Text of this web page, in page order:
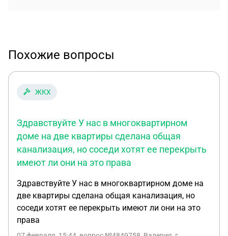
Похожие вопросы
ЖКХ
Здравствуйте У нас в многоквартирном
доме на две квартиры сделана общая
канализация, но соседи хотят ее перекрыть
имеют ли они на это права
Здравствуйте У нас в многоквартирном доме на
две квартиры сделана общая канализация, но
соседи хотят ее перекрыть имеют ли они на это
права